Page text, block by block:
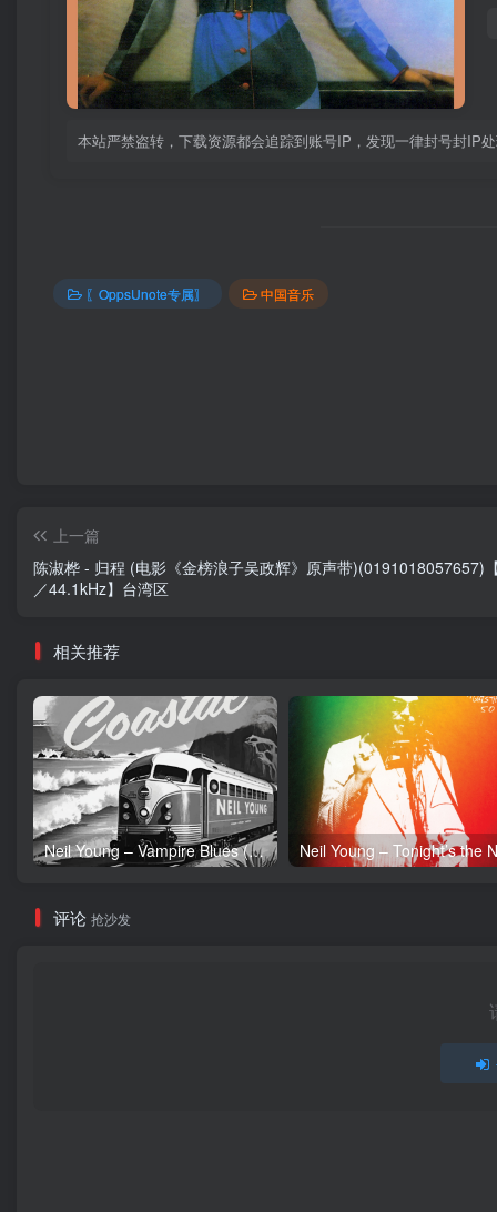
本站严禁盗转，下载资源都会追踪到账号IP，发现一律封号封IP
〖OppsUnote专属〗 中国音乐
上一篇
陈淑桦 - 归程 (电影《金榜浪子吴政辉》原声带)(0191018057657)
／44.1kHz】台湾区
相关推荐
Neil Young – Vampire Blues (Live) – Single(054391239303)【24bit／96.0kHz】土耳其区
评论 抢沙发